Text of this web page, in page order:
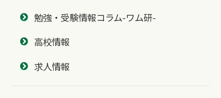
勉強・受験情報コラム-ワム研-
高校情報
求人情報